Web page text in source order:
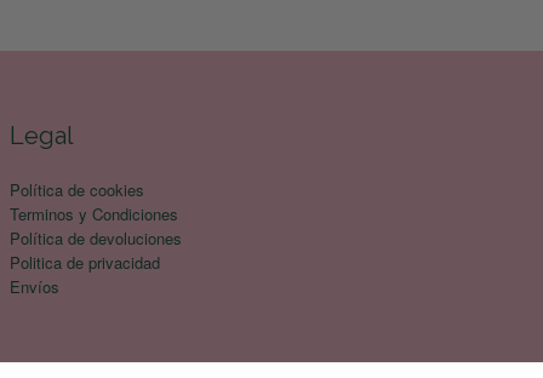
Legal
Política de cookies
Terminos y Condiciones
Política de devoluciones
Politica de privacidad
Envíos